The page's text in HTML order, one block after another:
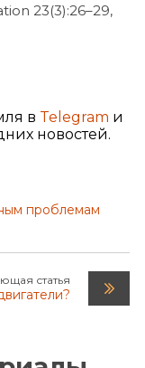
23(3):26–29,
в Telegram и
новостей.
проблемам
статья